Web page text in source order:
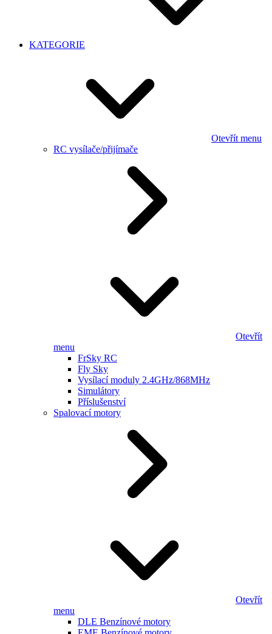
KATEGORIE
Otevřít menu
RC vysílače/přijímače
Otevřít
menu
FrSky RC
Fly Sky
Vysílací moduly 2.4GHz/868MHz
Simulátory
Příslušenství
Spalovací motory
Otevřít
menu
DLE Benzínové motory